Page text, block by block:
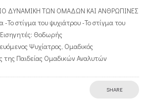
ΔΥΝΑΜΙΚΗ ΤΩΝ ΟΜΑΔΩΝ ΚΑΙ ΑΝΘΡΩΠΙΝΕΣ
-Το στίγμα του ψυχιάτρου -Το στίγμα του
Εισηγητές: Θοδωρής
Ψυχίατρος, Ομαδικός
Παιδείας Ομαδικών Αναλυτών
SHARE